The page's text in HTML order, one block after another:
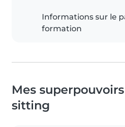
Informations sur le
formation
Mes
sitting